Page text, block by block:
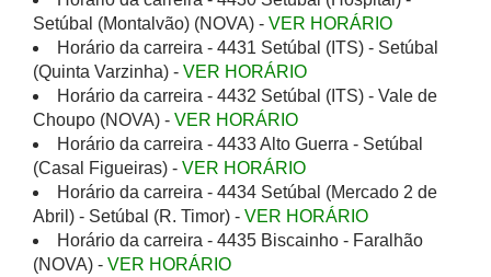
Setúbal (Montalvão) (NOVA) - VER HORÁRIO
Horário da carreira - 4431 Setúbal (ITS) - Setúbal
(Quinta Varzinha) - VER HORÁRIO
Horário da carreira - 4432 Setúbal (ITS) - Vale de
Choupo (NOVA) - VER HORÁRIO
Horário da carreira - 4433 Alto Guerra - Setúbal
(Casal Figueiras) - VER HORÁRIO
Horário da carreira - 4434 Setúbal (Mercado 2 de
Abril) - Setúbal (R. Timor) - VER HORÁRIO
Horário da carreira - 4435 Biscainho - Faralhão
(NOVA) - VER HORÁRIO